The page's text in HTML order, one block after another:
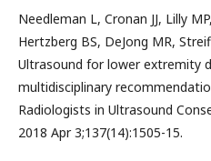
Needleman L, Cronan JJ, Lilly
Hertzberg BS, DeJong MR,
Ultrasound for lower extremity
multidisciplinary
Radiologists in Ultrasound
2018 Apr 3;137(14):1505-15.